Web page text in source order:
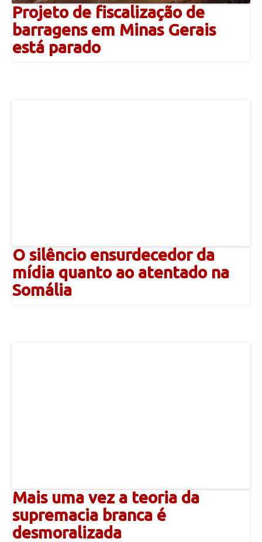
Projeto de fiscalização de
barragens em Minas Gerais
está parado
O silêncio ensurdecedor da
mídia quanto ao atentado na
Somália
Mais uma vez a teoria da
supremacia branca é
desmoralizada